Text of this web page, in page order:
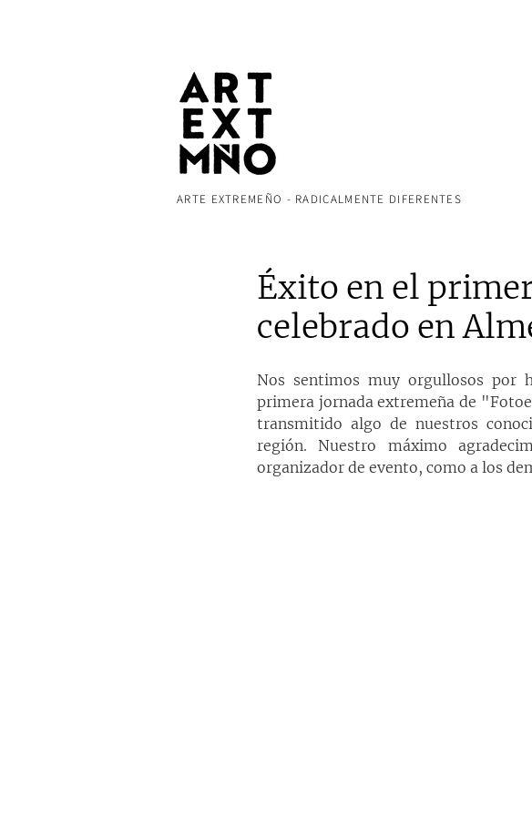
ARTE EXTREMEÑO - RADICALMENTE DIFERENTES
Éxito en el
celebrado en
Nos sentimos muy orgullosos por
primera jornada extremeña de
transmitido algo de nuestros
región. Nuestro máximo
organizador de evento, como a los